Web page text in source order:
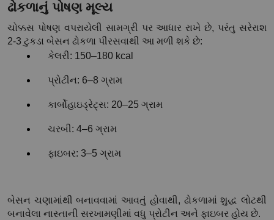
ઢોકળાનું પોષણ મૂલ્ય
ચોક્કસ પોષણ વપરાયેલી સામગ્રી પર આધાર રાખે છે, પરંતુ સરેરાશ
2-3 ટુકડા બેસન ઢોકળા પીરસવાથી આ મળી શકે છે:
કેલરી: 150–180 kcal
પ્રોટીન: 6–8 ગ્રામ
કાર્બોહાઇડ્રેટ્સ: 20–25 ગ્રામ
ચરબી: 4–6 ગ્રામ
ફાઇબર: 3–5 ગ્રામ
બેસન ચણામાંથી બનાવવામાં આવતું હોવાથી, ઢોકળામાં શુદ્ધ લોટથી
બનાવેલા નાસ્તાની સરખામણીમાં વધુ પ્રોટીન અને ફાઇબર હોય છે.